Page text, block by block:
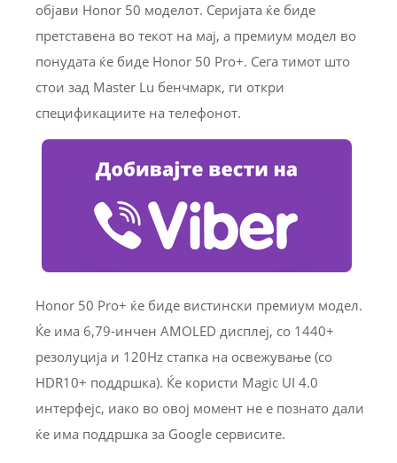
објави Honor 50 моделот. Серијата ќе биде
претставена во текот на мај, а премиум модел во
понудата ќе биде Honor 50 Pro+. Сега тимот што
стои зад Master Lu бенчмарк, ги откри
спецификациите на телефонот.
Honor 50 Pro+ ќе биде вистински премиум модел.
Ќе има 6,79-инчен AMOLED дисплеј, со 1440+
резолуција и 120Hz стапка на освежување (со
HDR10+ поддршка). Ќе користи Magic UI 4.0
интерфејс, иако во овој момент не е познато дали
ќе има поддршка за Google сервисите.